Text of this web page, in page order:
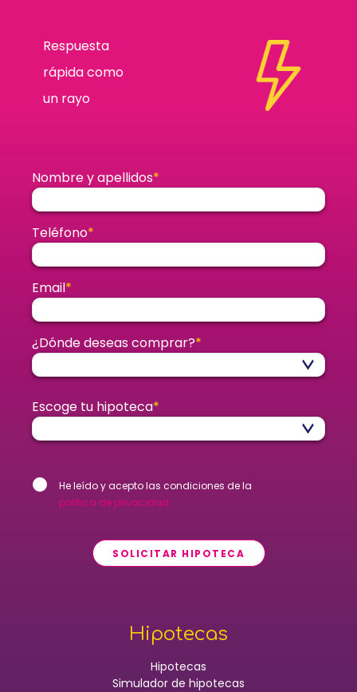
Respuesta
rápida como
un rayo
Nombre y apellidos*
Teléfono*
Email*
¿Dónde deseas comprar?*
Escoge tu hipoteca*
He leído y acepto las condiciones de la
política de privacidad
SOLICITAR HIPOTECA
Hipotecas
Hipotecas
Simulador de hipotecas